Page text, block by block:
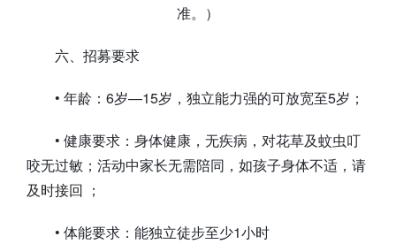
准。）
六、招募要求
• 年龄：6岁—15岁，独立能力强的可放宽至5岁；
• 健康要求：身体健康，无疾病，对花草及蚊虫叮
咬无过敏；活动中家长无需陪同，如孩子身体不适，请
及时接回 ；
• 体能要求：能独立徒步至少1小时